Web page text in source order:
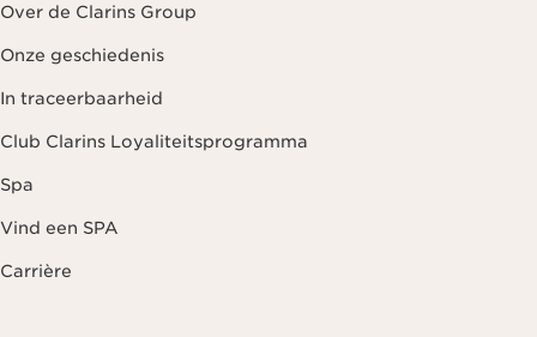
Over de Clarins Group
Onze geschiedenis
In traceerbaarheid
Club Clarins Loyaliteitsprogramma
Spa
Vind een SPA
Carrière